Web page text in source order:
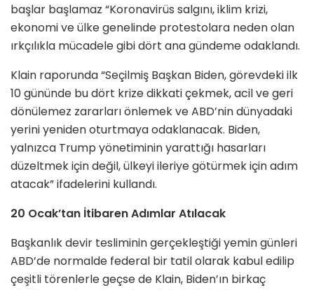
başlar başlamaz “Koronavirüs salgını, iklim krizi,
ekonomi ve ülke genelinde protestolara neden olan
ırkçılıkla mücadele gibi dört ana gündeme odaklandı.
Klain raporunda “Seçilmiş Başkan Biden, görevdeki ilk
10 gününde bu dört krize dikkati çekmek, acil ve geri
dönülemez zararları önlemek ve ABD’nin dünyadaki
yerini yeniden oturtmaya odaklanacak. Biden,
yalnızca Trump yönetiminin yarattığı hasarları
düzeltmek için değil, ülkeyi ileriye götürmek için adım
atacak” ifadelerini kullandı.
20 Ocak’tan İtibaren Adımlar Atılacak
Başkanlık devir tesliminin gerçekleştiği yemin günleri
ABD’de normalde federal bir tatil olarak kabul edilip
çeşitli törenlerle geçse de Klain, Biden’ın birkaç